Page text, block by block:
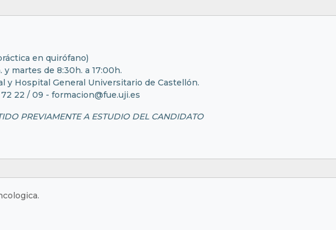
en quirófano)
y martes de 8:30h. a 17:00h.
y Hospital General Universitario de Castellón.
22 / 09 - formacion@fue.uji.es
PREVIAMENTE A ESTUDIO DEL CANDIDATO